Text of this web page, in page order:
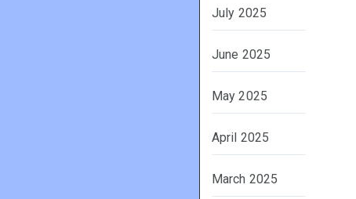
July 2025
June 2025
May 2025
April 2025
March 2025